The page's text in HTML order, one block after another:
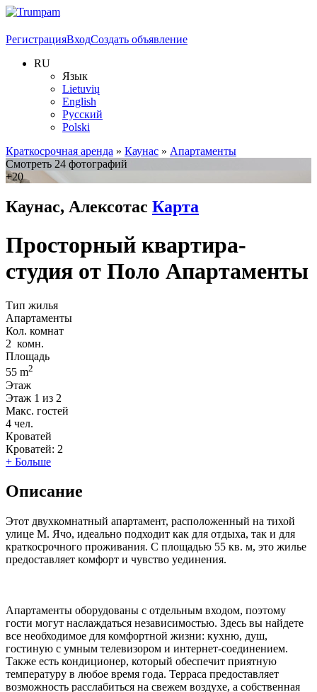
РегистрацияВходСоздать объявление
RU
Язык
Lietuvių
English
Русский
Polski
Краткосрочная аренда » Каунас » Апартаменты
Смотреть 24 фотографий
+20
Каунас, Алексотас Карта
Просторный квартира-
студия от Поло Апартаменты
Тип жилья
Апартаменты
Кол. комнат
2 комн.
Площадь
55 m2
Этаж
Этаж 1 из 2
Макс. гостей
4 чел.
Кроватей
Кроватей: 2
+ Больше
Описание
Этот двухкомнатный апартамент, расположенный на тихой
улице М. Ячо, идеально подходит как для отдыха, так и для
краткосрочного проживания. С площадью 55 кв. м, это жилье
предоставляет комфорт и чувство уединения.
Апартаменты оборудованы с отдельным входом, поэтому
гости могут наслаждаться независимостью. Здесь вы найдете
все необходимое для комфортной жизни: кухню, душ,
гостиную с умным телевизором и интернет-соединением.
Также есть кондиционер, который обеспечит приятную
температуру в любое время года. Терраса предоставляет
возможность расслабиться на свежем воздухе, а собственная